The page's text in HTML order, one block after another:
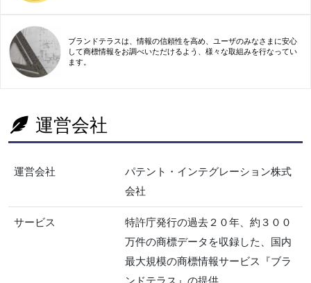
ブランドテラスは、情報の信頼性を高め、ユーザのみなさまに安心
して商標情報をお調べいただけるよう、様々な取組みを行なってい
ます。
運営会社
運営会社
パテント・インテグレーション株式
会社
サービス
特許庁発行の過去２０年、約３００
万件の商標データを収録した、国内
最大規模の商標情報サービス『ブラ
ンドテラス』の提供